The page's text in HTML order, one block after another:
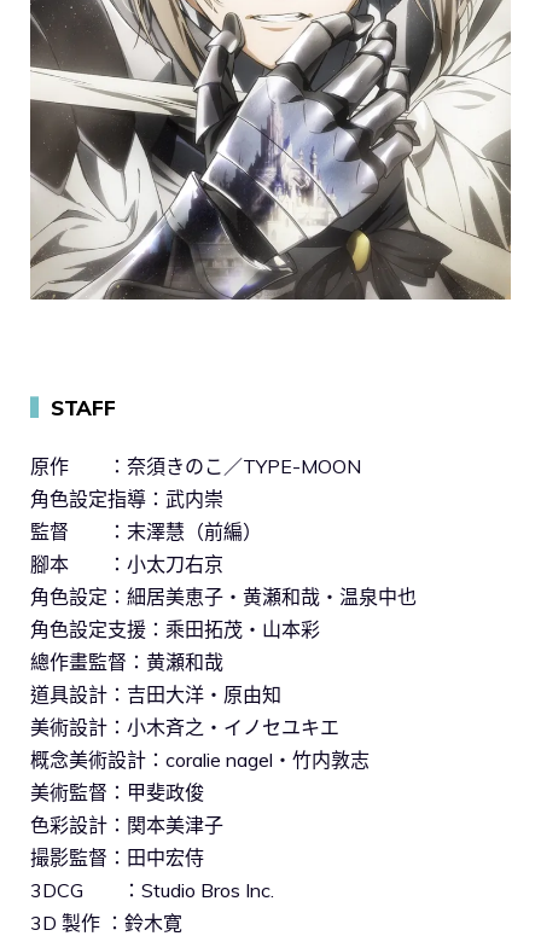
STAFF
原作 ：奈須きのこ／TYPE-MOON
角色設定指導：武内崇
監督 ：末澤慧（前編）
腳本 ：小太刀右京
角色設定：細居美恵子・黄瀬和哉・温泉中也
角色設定支援：乘田拓茂・山本彩
總作畫監督：黄瀬和哉
道具設計：吉田大洋・原由知
美術設計：小木斉之・イノセユキエ
概念美術設計：coralie nagel・竹内敦志
美術監督：甲斐政俊
色彩設計：関本美津子
撮影監督：田中宏侍
3DCG ：Studio Bros Inc.
3D 製作 ：鈴木寛